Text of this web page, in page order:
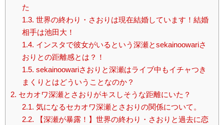
た
1.3. 世界の終わり・さおりは現在結婚しています！結婚
相手は池田大！
1.4. インスタで彼女がいるという深瀬とsekainoowariさ
おりとの距離感とは？！
1.5. sekainoowariさおりと深瀬はライブ中もイチャつき
まくりとはどういうことなのか？
2. セカオワ深瀬とさおりがキスしそうな距離にいた？
2.1. 気になるセカオワ深瀬とさおりの関係について。
2.2. 【深瀬が暴露！】世界の終わり・さおりと過去に恋